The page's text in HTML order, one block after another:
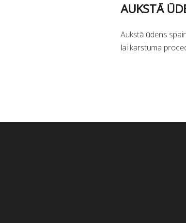
AUKSTĀŪ
Aukstā ūdens
lai karstuma